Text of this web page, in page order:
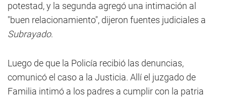
potestad, y la segunda agregó una intimación al
"buen relacionamiento", dijeron fuentes judiciales a
Subrayado.
Luego de que la Policía recibió las denuncias,
comunicó el caso a la Justicia. Allí el juzgado de
Familia intimó a los padres a cumplir con la patria